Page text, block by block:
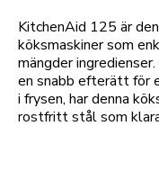
KitchenAid 125 är
köksmaskiner som
mängder
en snabb efterätt för
i frysen, har denna
rostfritt stål som